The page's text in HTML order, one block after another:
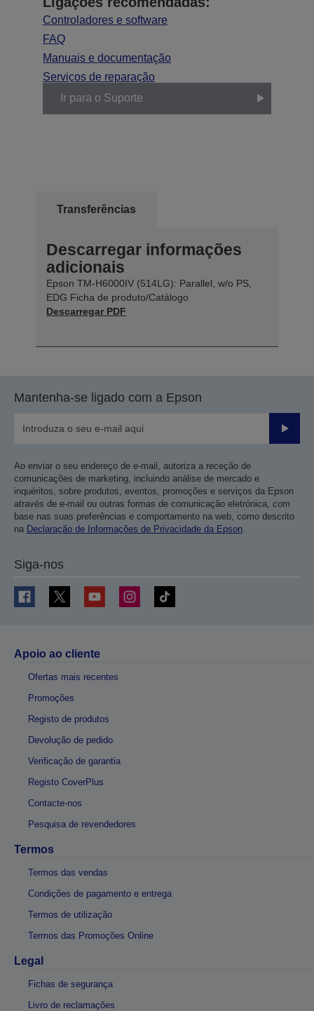
Controladores e software
FAQ
Manuais e documentação
Serviços de reparação
Ir para o Suporte
Transferências
Descarregar informações
adicionais
Epson TM-H6000IV (514LG): Parallel, w/o PS,
EDG Ficha de produto/Catálogo
Descarregar PDF
Mantenha-se ligado com a Epson
Enviar
Ao enviar o seu endereço de e-mail, autoriza a receção de
comunicações de marketing, incluindo análise de mercado e
inquéritos, sobre produtos, eventos, promoções e serviços da Epson
através de e-mail ou outras formas de comunicação eletrónica, com
base nas suas preferências e comportamento na web, como descrito
na Declaração de Informações de Privacidade da Epson
Siga-nos
Apoio ao cliente
Ofertas mais recentes
Promoções
Registo de produtos
Devolução de pedido
Verificação de garantia
Registo CoverPlus
Contacte-nos
Pesquisa de revendedores
Termos
Termos das vendas
Condições de pagamento e entrega
Termos de utilização
Termos das Promoções Online
Legal
Fichas de segurança
Livro de reclamações